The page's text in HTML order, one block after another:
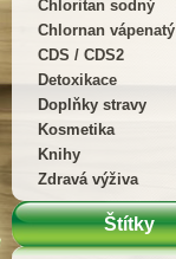
Chloritan sodný
Chlornan vápenatý
CDS / CDS2
Detoxikace
Doplňky stravy
Kosmetika
Knihy
Zdravá výživa
Štítky